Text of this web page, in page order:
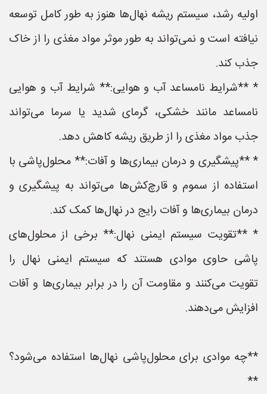
اولیه رشد، سیستم ریشه نهال‌ها هنوز به طور کامل توسعه
نیافته است و نمی‌تواند به طور موثر مواد مغذی را از خاک
جذب کند.
* **شرایط نامساعد آب و هوایی:** شرایط آب و هوایی
نامساعد مانند خشکی، گرمای شدید یا سرما می‌تواند
جذب مواد مغذی را از طریق ریشه کاهش دهد.
* **پیشگیری و درمان بیماری‌ها و آفات:** محلول‌پاشی با
استفاده از سموم و قارچ‌کش‌ها می‌تواند به پیشگیری و
درمان بیماری‌ها و آفات رایج در نهال‌ها کمک کند.
* **تقویت سیستم ایمنی نهال:** برخی از محلول‌های
پاشی حاوی موادی هستند که سیستم ایمنی نهال را
تقویت می‌کنند و مقاومت آن را در برابر بیماری‌ها و آفات
افزایش می‌دهند.
**چه موادی برای محلول‌پاشی نهال‌ها استفاده می‌شود؟
**